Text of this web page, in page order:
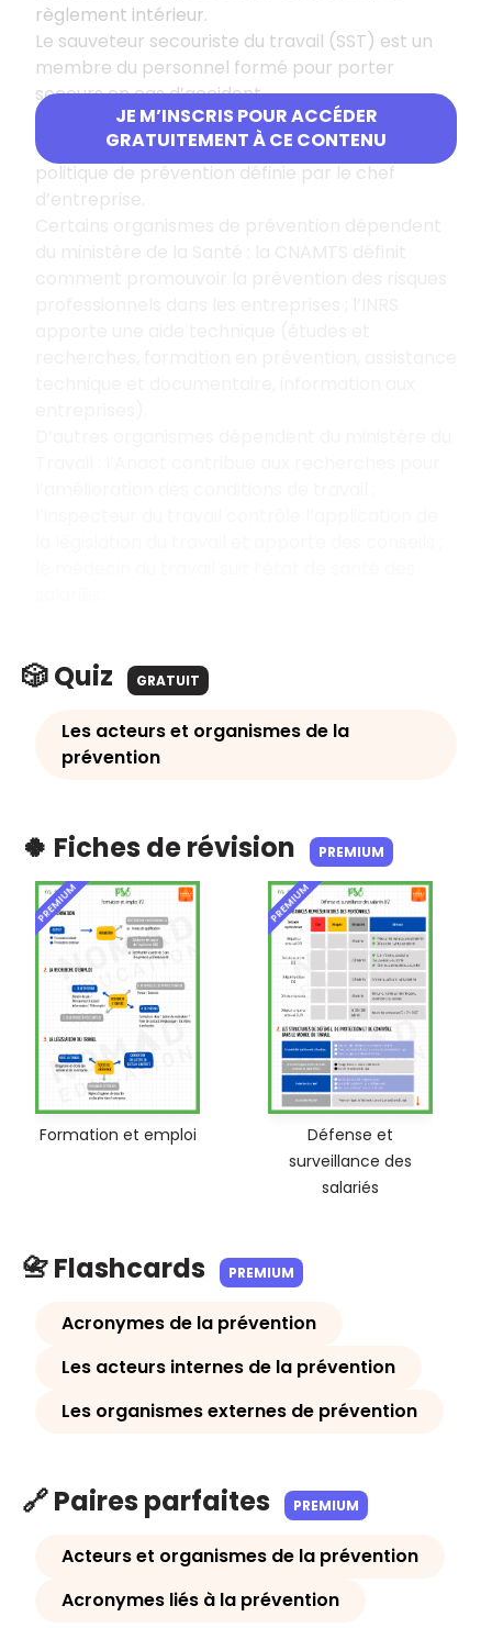
JE M’INSCRIS POUR ACCÉDER
GRATUITEMENT À CE CONTENU
règlement intérieur.
Le sauveteur secouriste du travail (SST) est un
membre du personnel formé pour porter
secours en cas d’accident.
Le personnel chargé de l’hygiène et de la
sécurité ou animateur sécurité met en œuvre la
politique de prévention définie par le chef
d’entreprise.
🎲 Quiz GRATUIT
Les acteurs et organismes de la
prévention
🍀 Fiches de révision PREMIUM
PREMIUM
Formation et emploi
PREMIUM
Défense et
surveillance des
salariés
📇 Flashcards PREMIUM
Acronymes de la prévention
Les acteurs internes de la prévention
Les organismes externes de prévention
🔗 Paires parfaites PREMIUM
Acteurs et organismes de la prévention
Acronymes liés à la prévention